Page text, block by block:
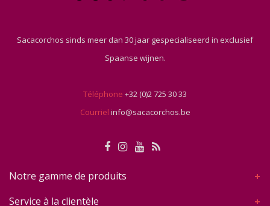
Sacacorchos sinds meer dan 30 jaar gespecialiseerd in exclusief
Spaanse wijnen.
Téléphone +32 (0)2 725 30 33
Courriel info@sacacorchos.be
Notre gamme de produits
Service à la clientèle